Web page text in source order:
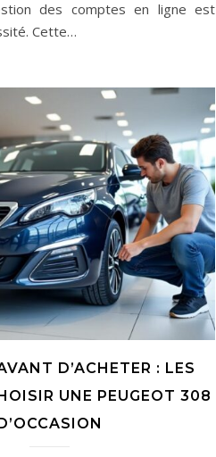
des comptes en ligne est
Cette…
D’ACHETER : LES
UNE PEUGEOT 308